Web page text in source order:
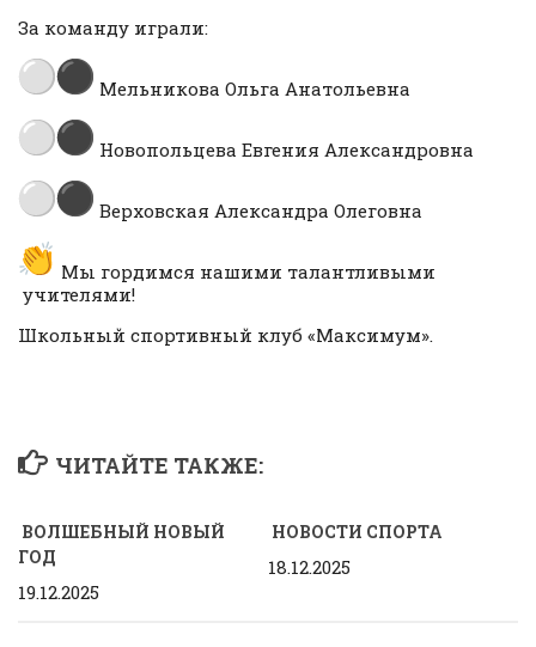
За команду играли:
Мельникова Ольга Анатольевна
Новопольцева Евгения Александровна
Верховская Александра Олеговна
Мы гордимся нашими талантливыми
учителями!
Школьный спортивный клуб «Максимум».
ЧИТАЙТЕ ТАКЖЕ:
ВОЛШЕБНЫЙ НОВЫЙ
ГОД
19.12.2025
НОВОСТИ СПОРТА
18.12.2025